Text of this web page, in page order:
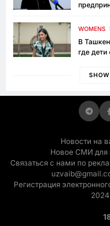
WOMENS
В
где дети
Новости на
Новое СМИ для
Связаться с нами по
Регистрация